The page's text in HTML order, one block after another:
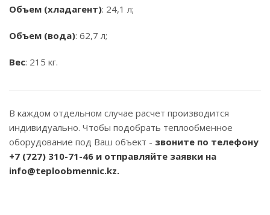
Объем (хладагент): 24,1 л;
Объем (вода): 62,7 л;
Вес: 215 кг.
В каждом отдельном случае расчет производится
индивидуально. Чтобы подобрать теплообменное
оборудование под Ваш объект - звоните по телефону
+7 (727) 310-71-46 и отправляйте заявки на
info@teploobmennic.kz.